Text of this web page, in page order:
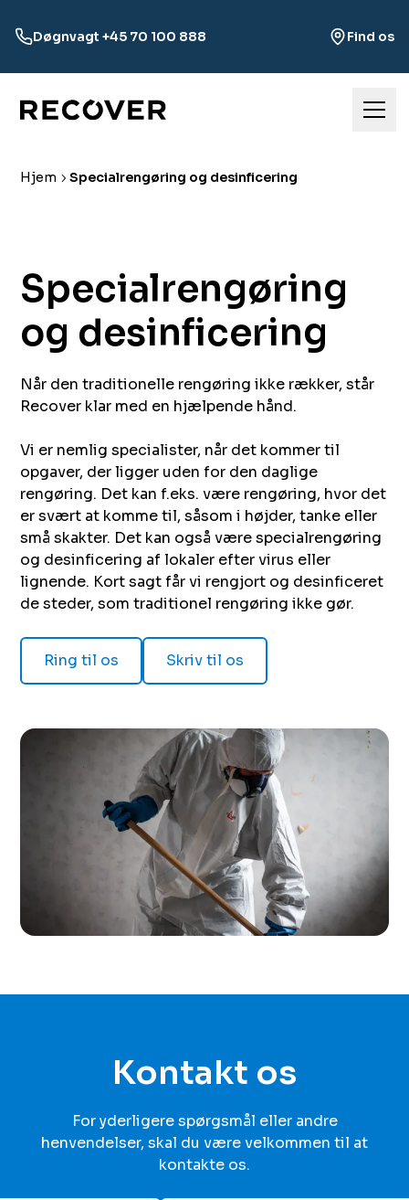
Døgnvagt +45 70 100 888 Find os
Hjem Specialrengøring og desinficering
Specialrengøring
og desinficering ‍​‍​‍​ ‍‍​‍​‍‌ ​ ‌‍​‌‌‍ ‍‌‍‍‌‌ ‌​‌ ‍‌​‍ ‍‌‍‍‌‌‍ ​‍​‍​‍ ​​‍​‍‌‍‍​‌ ​‍‌‍‌‌‌‍‌‍​‍​‍​ ‍‍​‍​‍​‍ ‌ ​ ‌ ‌​‌ ‌‌‌‍‌​‌‍‍‌‌‍ ​‍ ‌‍‍‌‌‍ ‍‌ ‌​‌‍‌‌‌‍ ‍‌ ‌​​‍ ‌‍‌‌‌‍‌​‌‍‍‌‌ ‌​​‍ ‌‍ ‌‌‍ ‌‍‌​‌‍‌‌​ ‌‌ ​​‌ ​‍‌‍‌‌‌ ​ ‌‍‌‌‌‍ ‍‌ ‌​‌‍​‌‌ ‌​‌‍‍‌‌‍ ‌‍ ‍​ ‍ ‌‍‍‌‌‍‌​​ ‌​ ​ ​ ​​​ ‌ ‌‍​‍‌‍‌‌‌‍‌‍​ ‌​​ ‍‌​‍ ‌‌‍‌‍​ ‍‌‌‍​‌​ ​ ​‍ ‌​ ‌​‌‍​‍​ ‌‍​ ‍​​‍ ‌​ ‍‌​ ‍​‌‍​‌‌‍‌​​‍ ‌​ ‍​​ ‌​​ ‌ ​ ​‌​ ​ ‌‍​‌‌‍‌‍​ ‌​‌‍​‍​ ​‌​ ​‌​ ‌‌​ ‍ ‌ ‌​‌ ‍‌‌ ​​‌‍‌‌​ ‌‌ ​ ‌‍‍‌‌ ‌​‌‍‌‌‌‌​​‌‍​‌‌‍‌ ‌‍‌‌​ ‍ ‌ ​​‌‍​‌‌ ‌​‌‍‍​​ ‌‌ ​​‌‍​‌‌‍‌ ‌‍‌‌‌​​‍‌ ‌‌‌‍‍‌‌‍ ​‌‍‌​‌‍‌‌‌ ​‍​‍‌‌​ ‌‌‌​​‍‌‌ ‌‍‍ ‌‍‌‌‌ ‍‌​‍‌‌​ ​ ‌​‌​​‍‌‌​ ​ ‌​‌​​‍‌‌​ ​‍​ ​‍​ ‌‌‌‍​ ​ ​ ‌‍‌‍‌‍​‍‌‍‌​‌‍‌‌‌‍​‍‌‍‌‌​ ​‍​ ​​‌‍​ ​‍‌‌​ ​‍​ ​‍​‍‌‌​ ‌‌‌​‌​​‍ ‍‌‍‍​‌‍‌‌‌‍​‌‌‍‌​‌‍‍‌‌‍ ‍‌‍‌ ​ ‌‍​‍‌‍​‌‌ ​ ‌‍‌‌‌‌‌‌‌ ​‍‌‍ ​​ ‌​‍‌‌​ ​‍‌​‌‍‌ ​ ‌ ‌​‌ ‌‌‌‍‌​‌‍‍‌‌‍ ​‍‌‍‌‍‍‌‌‍‌​​ ‌​ ​ ​ ​​​ ‌ ‌‍​‍‌‍‌‌‌‍‌‍​ ‌​​ ‍‌​‍ ‌‌‍‌‍​ ‍‌‌‍​‌​ ​ ​‍ ‌​ ‌​‌‍​‍​ ‌‍​ ‍​​‍ ‌​ ‍‌​ ‍​‌‍​‌‌‍‌​​‍ ‌​ ‍​​ ‌​​ ‌ ​ ​‌​ ​ ‌‍​‌‌‍‌‍​ ‌​‌‍​‍​ ​‌​ ​‌​ ‌‌​‍‌‍‌ ‌​‌ ‍‌‌ ​​‌‍‌‌​ ‌‌ ​ ‌‍‍‌‌ ‌​‌‍‌‌‌‌​​‌‍​‌‌‍‌ ‌‍‌‌​‍‌‍‌ ​​‌‍​‌‌ ‌​‌‍‍​​ ‌‌ ​​‌‍​‌‌‍‌ ‌‍‌‌‌​​‍‌ ‌‌‌‍‍‌‌‍ ​‌‍‌​‌‍‌‌‌ ​‍​‍‌‌​ ‌‌‌​​‍‌‌ ‌‍‍ ‌‍‌‌‌ ‍‌​‍‌‌​ ​ ‌​‌​​‍‌‌​ ​ ‌​‌​​‍‌‌​ ​‍​ ​‍​ ‌‌‌‍​ ​ ​ ‌‍‌‍‌‍​‍‌‍‌​‌‍‌‌‌‍​‍‌‍‌‌​ ​‍​ ​​‌‍​ ​‍‌‌​ ​‍​ ​‍​‍‌‌​ ‌‌‌​‌​​‍ ‍‌‍‍​‌‍‌‌‌‍​‌‌‍‌​‌‍‍‌‌‍ ‍‌‍‌ ​‍​‍‌ ‌​​​​‌ ‍ ​‍​‍‌‍ ‌ ​‍‌‍‍‌‌‍‌ ‌‍‍‌‌‍ ‍​‍​‍​ ‍‍​‍​‍‌ ​ ‌‍​‌‌‍ ‍‌‍‍‌‌ ‌​‌ ‍‌​‍ ‍‌‍‍‌‌‍ ​‍​‍​‍ ​​‍​‍‌‍‍​‌ ​‍‌‍‌‌‌‍‌‍​‍​‍​ ‍‍​‍​‍​‍ ‌ ​ ‌ ‌​‌ ‌‌‌‍‌​‌‍‍‌‌‍ ​‍ ‌‍‍‌‌‍ ‍‌ ‌​‌‍‌‌‌‍ ‍‌ ‌​​‍ ‌‍‌‌‌‍‌​‌‍‍‌‌ ‌​​‍ ‌‍ ‌‌‍ ‌‍‌​‌‍‌‌​ ‌‌ ​​‌ ​‍‌‍‌‌‌ ​ ‌‍‌‌‌‍ ‍‌ ‌​‌‍​‌‌ ‌​‌‍‍‌‌‍ ‌‍ ‍​ ‍ ‌‍‍‌‌‍‌​​ ‌​ ​‌​ ‌‍​ ‌​​ ‌ ​ ​​​ ‌‌‌‍​‍​ ‌ ​‍ ‌​ ​‍‌‍‌​‌‍​‍​ ‌ ​‍ ‌​ ‌​​ ​​​ ‌‌‌‍‌​​‍ ‌‌‍​‌​ ‌‌​ ‍‌​ ‌‍​‍ ‌​ ​​​ ‌‍​ ‌‌​ ‌​‌‍‌‌​ ‌‍​ ‍​‌‍‌‌​ ‍​​ ​ ‌‍‌‍‌‍‌​​ ‍ ‌ ‌​‌ ‍‌‌ ​​‌‍‌‌​ ‌‌ ​ ‌‍‍‌‌ ‌​‌‍‌‌‌‌​​‌‍​‌‌‍‌ ‌‍‌‌​ ‍ ‌ ​​‌‍​‌‌ ‌​‌‍‍​​ ‌‌ ​​‌‍​‌‌‍‌ ‌‍‌‌‌​​‍‌ ‌‌‌‍‍‌‌‍ ​‌‍‌​‌‍‌‌‌ ​‍​‍‌‌​ ‌‌‌​​‍‌‌ ‌‍‍ ‌‍‌‌‌ ‍‌​‍‌‌​ ​ ‌​‌​​‍‌‌​ ​ ‌​‌​​‍‌‌​ ​‍​ ​‍​ ​‍‌‍‌‌‌‍​ ‌‍‌​​ ‌‌​ ‌ ​ ‌‌‌‍‌​​ ​‍​ ​‍‌‍‌​​ ‌‍​‍‌‌​ ​‍​ ​‍​‍‌‌​ ‌‌‌​‌​​‍ ‍‌ ‌​‌‍‍‌‌ ‌​‌‍ ​‌‍‌‌​ ‌‍​‍‌‍​‌‌ ​ ‌‍‌‌‌‌‌‌‌ ​‍‌‍ ​​ ‌​‍‌‌​ ​‍‌​‌‍‌ ​ ‌ ‌​‌ ‌‌‌‍‌​‌‍‍‌‌‍ ​‍‌‍‌‍‍‌‌‍‌​​ ‌​ ​‌​ ‌‍​ ‌​​ ‌ ​ ​​​ ‌‌‌‍​‍​ ‌ ​‍ ‌​ ​‍‌‍‌​‌‍​‍​ ‌ ​‍ ‌​ ‌​​ ​​​ ‌‌‌‍‌​​‍ ‌‌‍​‌​ ‌‌​ ‍‌​ ‌‍​‍ ‌​ ​​​ ‌‍​ ‌‌​ ‌​‌‍‌‌​ ‌‍​ ‍​‌‍‌‌​ ‍​​ ​ ‌‍‌‍‌‍‌​​‍‌‍‌ ‌​‌ ‍‌‌ ​​‌‍‌‌​ ‌‌ ​ ‌‍‍‌‌ ‌​‌‍‌‌‌‌​​‌‍​‌‌‍‌ ‌‍‌‌​‍‌‍‌ ​​‌‍​‌‌ ‌​‌‍‍​​ ‌‌ ​​‌‍​‌‌‍‌ ‌‍‌‌‌​​‍‌ ‌‌‌‍‍‌‌‍ ​‌‍‌​‌‍‌‌‌ ​‍​‍‌‌​ ‌‌‌​​‍‌‌ ‌‍‍ ‌‍‌‌‌ ‍‌​‍‌‌​ ​ ‌​‌​​‍‌‌​ ​ ‌​‌​​‍‌‌​ ​‍​ ​‍​ ​‍‌‍‌‌‌‍​ ‌‍‌​​ ‌‌​ ‌ ​ ‌‌‌‍‌​​ ​‍​ ​‍‌‍‌​​ ‌‍​‍‌‌​ ​‍​ ​‍​‍‌‌​ ‌‌‌​‌​​‍ ‍‌ ‌​‌‍‍‌‌ ‌​‌‍ ​‌‍‌‌​‍‌‍‌ ​​‌‍‌‌‌ ​‍‌ ​ ‌ ​​‌‍‌‌‌‍​ ‌ ‌​‌‍‍‌‌ ‌‍‌‍‌‌​ ‌‌ ​​‌ ‌‌‌‍​‍‌‍ ​‌‍‍‌‌ ​ ‌‍‍​‌‍‌‌‌‍‌​​‍​‍‌ ‌‌ ‍ ​‍​‍‌‍ ‌ ​‍‌‍‍‌‌‍‌ ‌‍‍‌‌‍ ‍​‍​‍​ ‍‍​‍​‍‌ ​ ‌‍​‌‌‍ ‍‌‍‍‌‌ ‌​‌ ‍‌​‍ ‍‌‍‍‌‌‍ ​‍​‍​‍ ​​‍​‍‌‍‍​‌ ​‍‌‍‌‌‌‍‌‍​‍​‍​ ‍‍​‍​‍​‍ ‌ ​ ‌ ‌​‌ ‌‌‌‍‌​‌‍‍‌‌‍ ​‍ ‌‍‍‌‌‍ ‍‌ ‌​‌‍‌‌‌‍ ‍‌ ‌​​‍ ‌‍‌‌‌‍‌​‌‍‍‌‌ ‌​​‍ ‌‍ ‌‌‍ ‌‍‌​‌‍‌‌​ ‌‌ ​​‌ ​‍‌‍‌‌‌ ​ ‌‍‌‌‌‍ ‍‌ ‌​‌‍​‌‌ ‌​‌‍‍‌‌‍ ‌‍ ‍​ ‍ ‌‍‍‌‌‍‌​​ ‌​ ‌‌​ ‌​‌‍‌‍​ ​‌​ ​​​ ‍​‌‍​‍​ ​​​‍ ‌‌‍​‍‌‍‌‍‌‍‌​​ ‌​​‍ ‌​ ‌​‌‍​‌​ ‌​​ ‌​​‍ ‌‌‍​‍​ ​ ​ ‌‌‌‍​‍​‍ ‌​ ‌‍‌‍​‍​ ​‍​ ‌​​ ‍‌​ ​‍​ ‌​‌‍​ ​ ‌‌‌‍‌‌​ ‌‌‌‍​‍​ ‍ ‌ ‌​‌ ‍‌‌ ​​‌‍‌‌​ ‌‌ ​ ‌‍‍‌‌ ‌​‌‍‌‌‌‌​​‌‍​‌‌‍‌ ‌‍‌‌​ ‍ ‌ ​​‌‍​‌‌ ‌​‌‍‍​​ ‌‌ ​​‌‍​‌‌‍‌ ‌‍‌‌‌​​‍‌ ‌‌‌‍‍‌‌‍ ​‌‍‌​‌‍‌‌‌ ​‍​‍‌‌​ ‌‌‌​​‍‌‌ ‌‍‍ ‌‍‌‌‌ ‍‌​‍‌‌​ ​ ‌​‌​​‍‌‌​ ​ ‌​‌​​‍‌‌​ ​‍​ ​‍​ ‌​​ ‌​‌‍​‌‌‍​ ​ ‍‌​ ​ ​ ‍​‌‍​ ​ ‌​​ ‍​‌‍​‍​ ‌‍​‍‌‌​ ​‍​ ​‍​‍‌‌​ ‌‌‌​‌​​‍ ‍‌‍​ ‌‍ ‌‍ ‍‌ ‌​‌‍‌‌‌‍ ‍‌ ‌​​‍‌‌​ ‌‌‌​​‍‌‌ ‌‍‍ ‌‍‌‌‌ ‍‌​‍‌‌​ ​ ‌​‌​​‍‌‌​ ​ ‌​‌​​‍‌‌​ ​‍​ ​‍​ ‌​‌‍‌​‌‍‌​​ ‍‌​ ‍​​ ‌‌‌‍​ ​ ​‍​ ​ ‌‍‌‌‌‍‌‌‌‍​‌​‍‌‌​ ​‍​ ​‍​‍‌‌​ ‌‌‌​‌​​‍ ‍‌‍​ ‌‍‍​‌‍‍‌‌‍ ​‌‍‌​‌ ​‍‌‍‌‌‌‍ ‍​‍‌‌​ ‌‌‌​​‍‌‌ ‌‍‍ ‌‍‌‌‌ ‍‌​‍‌‌​ ​ ‌​‌​​‍‌‌​ ​ ‌​‌​​‍‌‌​ ​‍​ ​‍​ ​‍​ ​​‌‍​‌‌‍‌​​ ‍​‌‍​ ‌‍​‌​ ​ ​ ‌‌​ ​‌​ ‌‍​ ‌‌​‍‌‌​ ​‍​ ​‍​‍‌‌​ ‌‌‌​‌​​‍ ‍‌ ‌​‌‍‌‌‌ ‍​‌ ‌​​ ‌‍​‍‌‍​‌‌ ​ ‌‍‌‌‌‌‌‌‌ ​‍‌‍ ​​ ‌​‍‌‌​ ​‍‌​‌‍‌ ​ ‌ ‌​‌ ‌‌‌‍‌​‌‍‍‌‌‍ ​‍‌‍‌‍‍‌‌‍‌​​ ‌​ ‌‌​ ‌​‌‍‌‍​ ​‌​ ​​​ ‍​‌‍​‍​ ​​​‍ ‌‌‍​‍‌‍‌‍‌‍‌​​ ‌​​‍ ‌​ ‌​‌‍​‌​ ‌​​ ‌​​‍ ‌‌‍​‍​ ​ ​ ‌‌‌‍​‍​‍ ‌​ ‌‍‌‍​‍​ ​‍​ ‌​​ ‍‌​ ​‍​ ‌​‌‍​ ​ ‌‌‌‍‌‌​ ‌‌‌‍​‍​‍‌‍‌ ‌​‌ ‍‌‌ ​​‌‍‌‌​ ‌‌ ​ ‌‍‍‌‌ ‌​‌‍‌‌‌‌​​‌‍​‌‌‍‌ ‌‍‌‌​‍‌‍‌ ​​‌‍​‌‌ ‌​‌‍‍​​ ‌‌ ​​‌‍​‌‌‍‌ ‌‍‌‌‌​​‍‌ ‌‌‌‍‍‌‌‍ ​‌‍‌​‌‍‌‌‌ ​‍​‍‌‌​ ‌‌‌​​‍‌‌ ‌‍‍ ‌‍‌‌‌ ‍‌​‍‌‌​ ​ ‌​‌​​‍‌‌​ ​ ‌​‌​​‍‌‌​ ​‍​ ​‍​ ‌​​ ‌​‌‍​‌‌‍​ ​ ‍‌​ ​ ​ ‍​‌‍​ ​ ‌​​ ‍​‌‍​‍​ ‌‍​‍‌‌​ ​‍​ ​‍​‍‌‌​ ‌‌‌​‌​​‍ ‍‌‍​ ‌‍ ‌‍ ‍‌ ‌​‌‍‌‌‌‍ ‍‌ ‌​​‍‌‌​ ‌‌‌​​‍‌‌ ‌‍‍ ‌‍‌‌‌ ‍‌​‍‌‌​ ​ ‌​‌​​‍‌‌​ ​ ‌​‌​​‍‌‌​ ​‍​ ​‍​ ‌​‌‍‌​‌‍‌​​ ‍‌​ ‍​​ ‌‌‌‍​ ​ ​‍​ ​ ‌‍‌‌‌‍‌‌‌‍​‌​‍‌‌​ ​‍​ ​‍​‍‌‌​ ‌‌‌​‌​​‍ ‍‌‍​ ‌‍‍​‌‍‍‌‌‍ ​‌‍‌​‌ ​‍‌‍‌‌‌‍ ‍​‍‌‌​ ‌‌‌​​‍‌‌ ‌‍‍ ‌‍‌‌‌ ‍‌​‍‌‌​ ​ ‌​‌​​‍‌‌​ ​ ‌​‌​​‍‌‌​ ​‍​ ​‍​ ​‍​ ​​‌‍​‌‌‍‌​​ ‍​‌‍​ ‌‍​‌​ ​ ​ ‌‌​ ​‌​ ‌‍​ ‌‌​‍‌‌​ ​‍​ ​‍​‍‌‌​ ‌‌‌​‌​​‍ ‍‌ ‌​‌‍‌‌‌ ‍​‌ ‌​​‍‌‍‌ ​​‌‍‌‌‌ ​‍‌ ​ ‌ ​​‌‍‌‌‌‍​ ‌ ‌​‌‍‍‌‌ ‌‍‌‍‌‌​ ‌‌ ​​‌ ‌‌‌‍​‍‌‍ ​‌‍‍‌‌ ​ ‌‍‍​‌‍‌‌‌‍‌​​‍​‍‌ ‌
Når den traditionelle rengøring ikke rækker, står
Recover klar med en hjælpende hånd.
Vi er nemlig specialister, når det kommer til
opgaver, der ligger uden for den daglige
rengøring. Det kan f.eks. være rengøring, hvor det
er svært at komme til, såsom i højder, tanke eller
små skakter. Det kan også være specialrengøring
og desinficering af lokaler efter virus eller
lignende. Kort sagt får vi rengjort og desinficeret
de steder, som traditionel rengøring ikke gør.
Ring til os Skriv til os
Kontakt os
For yderligere spørgsmål eller andre
henvendelser, skal du være velkommen til at
kontakte os.